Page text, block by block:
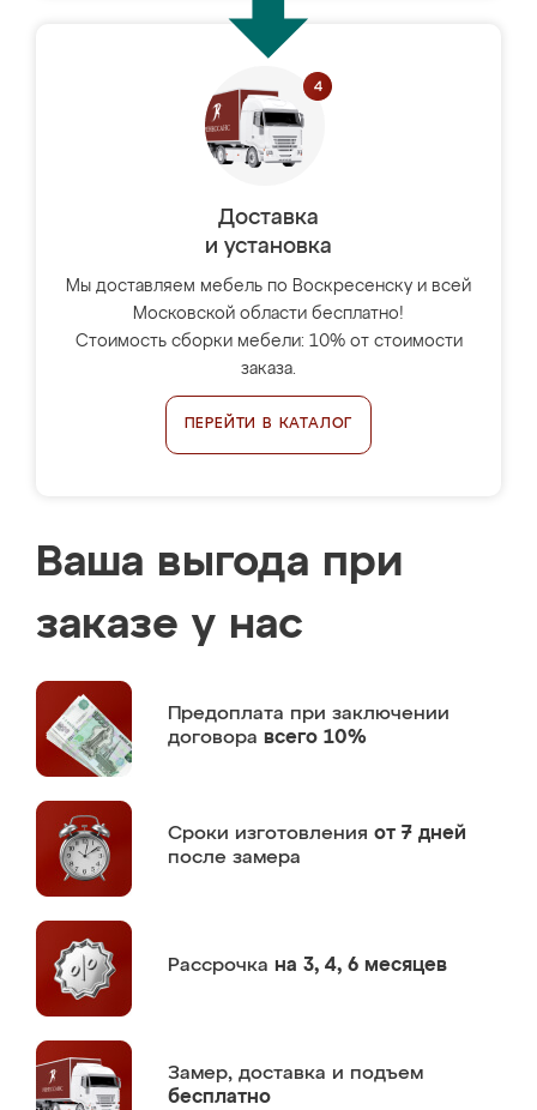
Доставка
и установка
Мы доставляем мебель по Воскресенску и всей
Московской области бесплатно!
Стоимость сборки мебели: 10% от стоимости
заказа.
ПЕРЕЙТИ В КАТАЛОГ
Ваша выгода при
заказе у нас
Предоплата при заключении
договора всего 10%
Сроки изготовления от 7 дней
после замера
Рассрочка на 3, 4, 6 месяцев
Замер, доставка и подъем
бесплатно